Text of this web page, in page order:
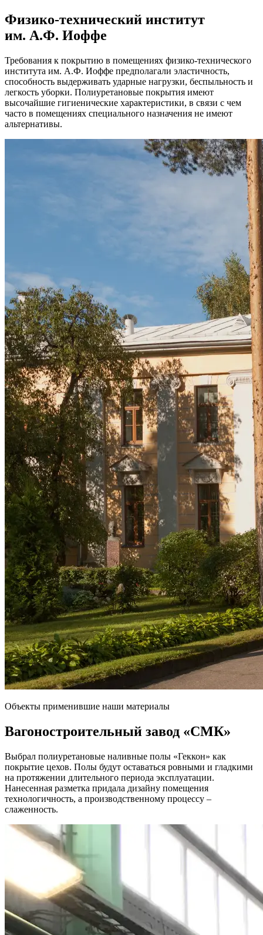
Физико-технический институт
им. А.Ф. Иоффе
Требования к покрытию в помещениях физико-технического
института им. А.Ф. Иоффе предполагали эластичность,
способность выдерживать ударные нагрузки, беспыльность и
легкость уборки. Полиуретановые покрытия имеют
высочайшие гигиенические характеристики, в связи с чем
часто в помещениях специального назначения не имеют
альтернативы.
Объекты применившие наши материалы
Вагоностроительный завод «СМК»
Выбрал полиуретановые наливные полы «Геккон» как
покрытие цехов. Полы будут оставаться ровными и гладкими
на протяжении длительного периода эксплуатации.
Нанесенная разметка придала дизайну помещения
технологичность, а производственному процессу –
слаженность.